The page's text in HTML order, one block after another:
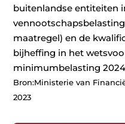
buitenlandse entiteiten
maatregel) en de
bijheffing in het
minimumbelasting
Bron:Ministerie van
2023